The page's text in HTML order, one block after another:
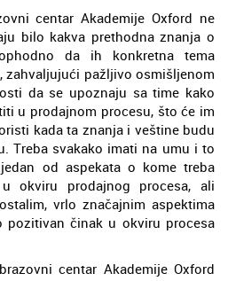
centar Akademije Oxford ne
bilo kakva prethodna znanja o
da ih konkretna tema
zahvaljujući pažljivo osmišljenom
da se upoznaju sa time kako
u prodajnom procesu, što će im
kada ta znanja i veštine budu
Treba svakako imati na umu i to
od aspekata o kome treba
okviru prodajnog procesa, ali
vrlo značajnim aspektima
pozitivan činak u okviru procesa
centar Akademije Oxford